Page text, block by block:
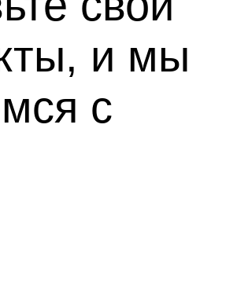
и мы
с